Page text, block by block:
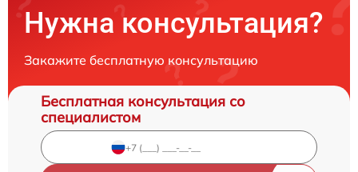
Нужна консультация?
Закажите бесплатную консультацию
Бесплатная консультация со
специалистом